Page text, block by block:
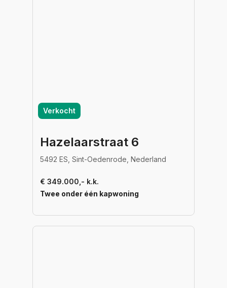
Verkocht
Hazelaarstraat 6
5492 ES, Sint-Oedenrode, Nederland
€ 349.000,- k.k.
Twee onder één kapwoning